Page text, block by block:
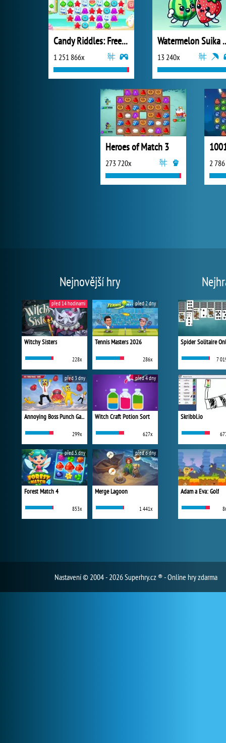
Candy Riddles: Free Match 3 Puzzle
1 251 866x 13 240x
Heroes of Match 3
273 720x 2
Nejnovější hry
Witchy Sisters
228x
před 14 hodinami
Tennis Masters 2026
286x
před 2 dny
Annoying Boss Punch Game
299x
před 3 dny
Witch Craft Potion Sort
627x
před 4 dny
Forest Match 4
853x
před 5 dny
Merge Lagoon
1 441x
před 6 dny
Spider Solitaire
7
Skribbl.io
Adam a Eva: Golf
Nastavení© 2004 - 2026 Superhry.cz ® - Online hry zdarma